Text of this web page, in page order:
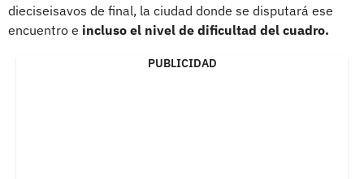
dieciseisavos de final, la ciudad donde se disputará ese
encuentro e incluso el nivel de dificultad del cuadro.
PUBLICIDAD